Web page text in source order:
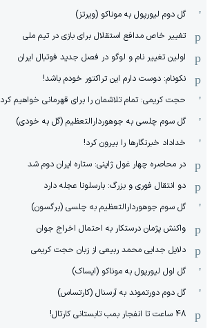
گل دوم لیورپول به موناکو (ویرتز)
تغییر خاص مدافع استقلال برای بازی در تیم ملی
اولین تغییر نام و لوگو در فصل جدید فوتبال ایران
نکونام: دوست دارم این تراکتور خودم باشد!
حجت کریمی: تمام تلاشمان را برای قهرمانی خواهیم کرد
گل سوم چلسی به جوهوردارالتعظیم (گل به خودی)
خداداد خبرنگارها را بیرون کرد!
در محاصره چهار غول ژاپنی: ستاره ایران دوم شد
دو انتقال فوری و بزرگ: بارسلونا عجله دارد
گل سوم جوهوردارالتعظیم به چلسی (برگسون)
واکنش پژمان درستکار به احتمال اخراج جوان
دلایل جدایی محمد ربیعی از زبان حجت کریمی
گل اول لیورپول به موناکو (ایساک)
گل دوم دورتموند به آرسنال (کارتساس)
48 ساعت تا انفجار بمب تابستانی کارتال!